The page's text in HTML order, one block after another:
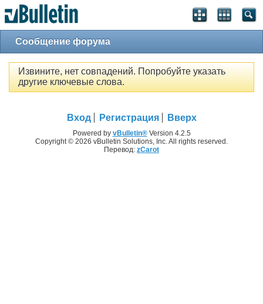
Сообщение форума
Извините, нет совпадений. Попробуйте указать
другие ключевые слова.
Вход Регистрация Вверх
Powered by vBulletin®Version 4.2.5
Copyright © 2026 vBulletin Solutions, Inc. All rights reserved.
Перевод: zCarot